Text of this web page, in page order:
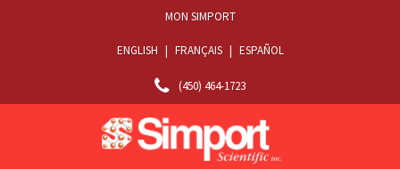
(450) 464-1723
ENGLISH | FRANÇAIS | ESPAÑOL
MON SIMPORT